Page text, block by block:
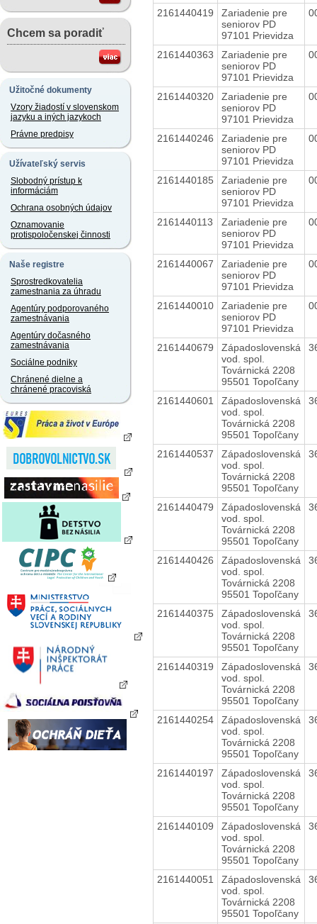
Chcem sa poradiť
Užitočné dokumenty
Vzory žiadostí v slovenskom
jazyku a iných jazykoch
Právne predpisy
Užívateľský servis
Slobodný prístup k
informáciám
Ochrana osobných údajov
Oznamovanie
protispoločenskej činnosti
Naše registre
Sprostredkovatelia
zamestnania za úhradu
Agentúry podporovaného
zamestnávania
Agentúry dočasného
zamestnávania
Sociálne podniky
Chránené dielne a
chránené pracoviská
2161440419
Zariadenie pre
seniorov PD
97101 Prievidza
2161440363
Zariadenie pre
seniorov PD
97101 Prievidza
2161440320
Zariadenie pre
seniorov PD
97101 Prievidza
2161440246
Zariadenie pre
seniorov PD
97101 Prievidza
2161440185
Zariadenie pre
seniorov PD
97101 Prievidza
2161440113
Zariadenie pre
seniorov PD
97101 Prievidza
2161440067
Zariadenie pre
seniorov PD
97101 Prievidza
2161440010
Zariadenie pre
seniorov PD
97101 Prievidza
2161440679
Západoslovenská
vod. spol.
Továrnická 2208
95501 Topoľčany
2161440601
Západoslovenská
vod. spol.
Továrnická 2208
95501 Topoľčany
2161440537
Západoslovenská
vod. spol.
Továrnická 2208
95501 Topoľčany
2161440479
Západoslovenská
vod. spol.
Továrnická 2208
95501 Topoľčany
2161440426
Západoslovenská
vod. spol.
Továrnická 2208
95501 Topoľčany
2161440375
Západoslovenská
vod. spol.
Továrnická 2208
95501 Topoľčany
2161440319
Západoslovenská
vod. spol.
Továrnická 2208
95501 Topoľčany
2161440254
Západoslovenská
vod. spol.
Továrnická 2208
95501 Topoľčany
2161440197
Západoslovenská
vod. spol.
Továrnická 2208
95501 Topoľčany
2161440109
Západoslovenská
vod. spol.
Továrnická 2208
95501 Topoľčany
2161440051
Západoslovenská
vod. spol.
Továrnická 2208
95501 Topoľčany